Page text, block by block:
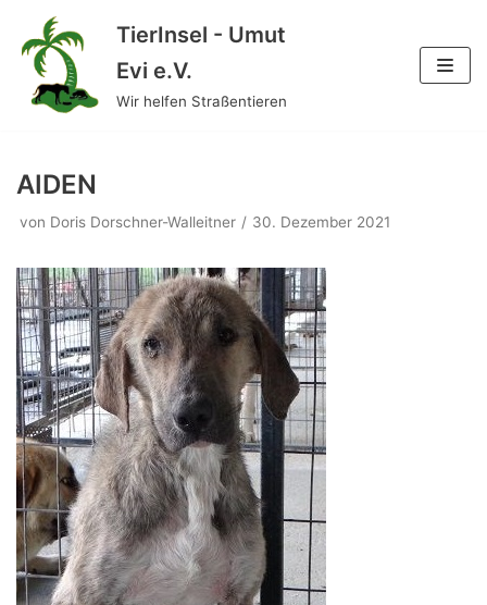
Zum
Inhalt
springen
TierInsel - Umut
Evi e.V.
Wir helfen Straßentieren
AIDEN
von Doris Dorschner-Walleitner 30. Dezember 2021